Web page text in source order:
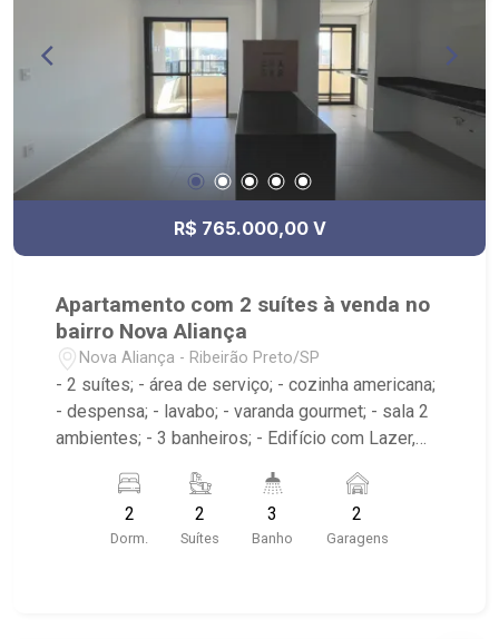
R$ 765.000,00 V
Apartamento com 2 suítes à venda no
bairro Nova Aliança
Nova Aliança - Ribeirão Preto/SP
- 2 suítes; - área de serviço; - cozinha americana;
- despensa; - lavabo; - varanda gourmet; - sala 2
ambientes; - 3 banheiros; - Edifício com Lazer,
2
Dorm.
2
Suítes
3
Banho
2
Garagens